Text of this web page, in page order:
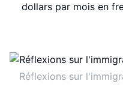
dollars par mois en
Réflexions sur